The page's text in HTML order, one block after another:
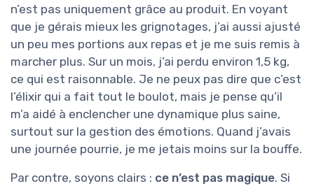
n’est pas uniquement grâce au produit. En voyant
que je gérais mieux les grignotages, j’ai aussi ajusté
un peu mes portions aux repas et je me suis remis à
marcher plus. Sur un mois, j’ai perdu environ 1,5 kg,
ce qui est raisonnable. Je ne peux pas dire que c’est
l’élixir qui a fait tout le boulot, mais je pense qu’il
m’a aidé à enclencher une dynamique plus saine,
surtout sur la gestion des émotions. Quand j’avais
une journée pourrie, je me jetais moins sur la bouffe.
Par contre, soyons clairs : ce n’est pas magique. Si